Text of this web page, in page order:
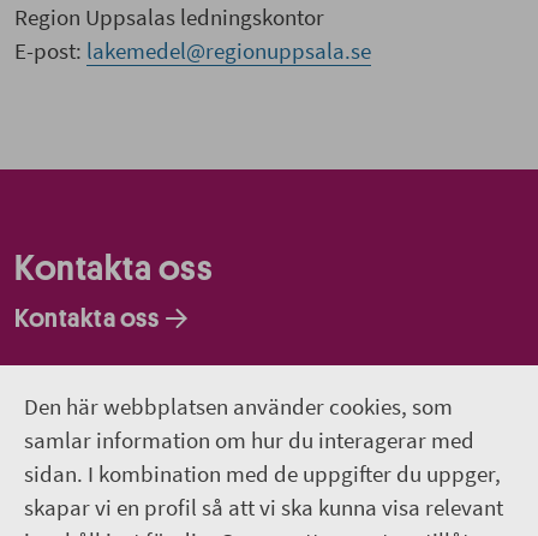
Den här webbplatsen använder cookies, som
samlar information om hur du interagerar med
sidan. I kombination med de uppgifter du uppger,
skapar vi en profil så att vi ska kunna visa relevant
Region Uppsalas ledningskontor
E-post: lakemedel@regionuppsala.se
Kontakta oss
Kontakta oss
Om webbplatsen
018-611 00 00